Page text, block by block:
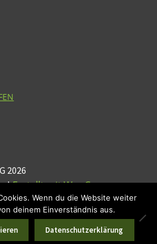
2026
Erstellt mit WooCommerce.
0
Wenn du die Website weiter
deinem Einverständnis aus.
Datenschutzerklärung